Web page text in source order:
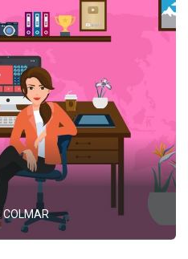
COLMAR